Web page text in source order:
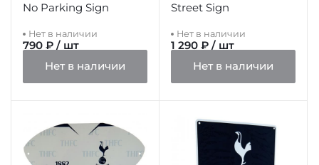
No Parking Sign
Нет в наличии
790 ₽ / шт
Нет в наличии
Street Sign
Нет в наличии
1 290 ₽ / шт
Нет в наличии